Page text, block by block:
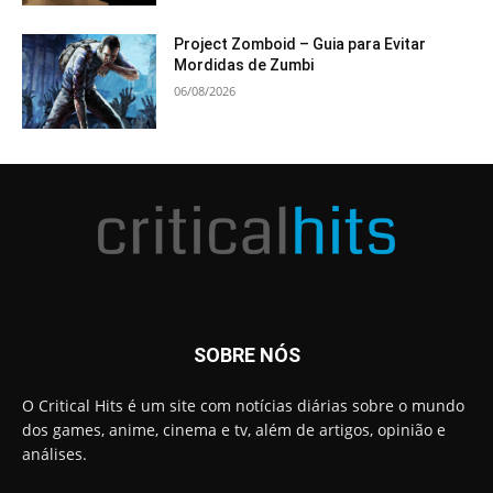
Project Zomboid – Guia para Evitar
Mordidas de Zumbi
06/08/2026
SOBRE NÓS
O Critical Hits é um site com notícias diárias sobre o mundo
dos games, anime, cinema e tv, além de artigos, opinião e
análises.